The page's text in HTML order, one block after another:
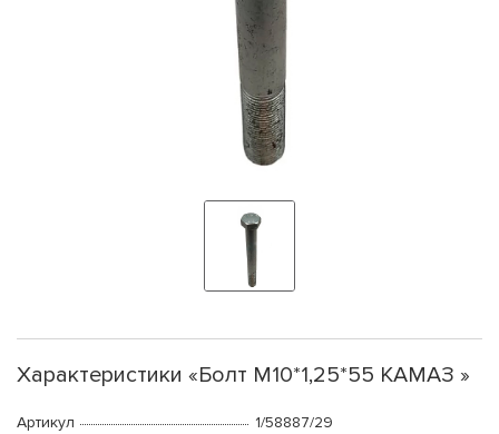
Характеристики «Болт М10*1,25*55 КАМАЗ »
Артикул
1/58887/29